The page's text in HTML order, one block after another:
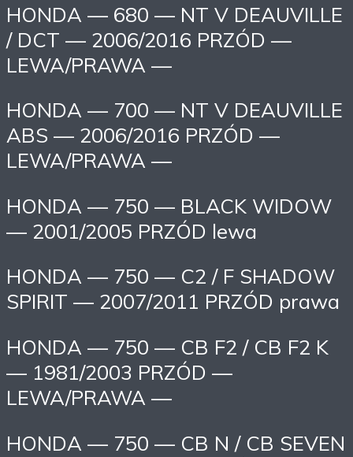
HONDA — 680 — NT V DEAUVILLE
/ DCT — 2006/2016 PRZÓD —
LEWA/PRAWA —
HONDA — 700 — NT V DEAUVILLE
ABS — 2006/2016 PRZÓD —
LEWA/PRAWA —
HONDA — 750 — BLACK WIDOW
— 2001/2005 PRZÓD lewa
HONDA — 750 — C2 / F SHADOW
SPIRIT — 2007/2011 PRZÓD prawa
HONDA — 750 — CB F2 / CB F2 K
— 1981/2003 PRZÓD —
LEWA/PRAWA —
HONDA — 750 — CB N / CB SEVEN